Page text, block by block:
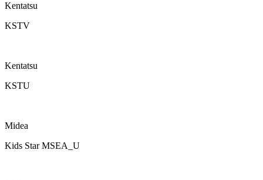
Kentatsu
KSTV
Kentatsu
KSTU
Midea
Kids Star MSEA_U